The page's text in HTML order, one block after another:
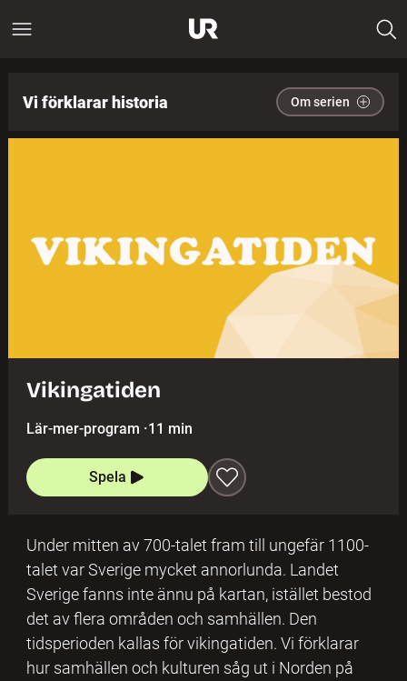
Vi förklarar historia Om serien
Vikingatiden
Lär-mer-program ·11 min
Spela
Under mitten av 700-talet fram till ungefär 1100-
talet var Sverige mycket annorlunda. Landet
Sverige fanns inte ännu på kartan, istället bestod
det av flera områden och samhällen. Den
tidsperioden kallas för vikingatiden. Vi förklarar
hur samhällen och kulturen såg ut i Norden på